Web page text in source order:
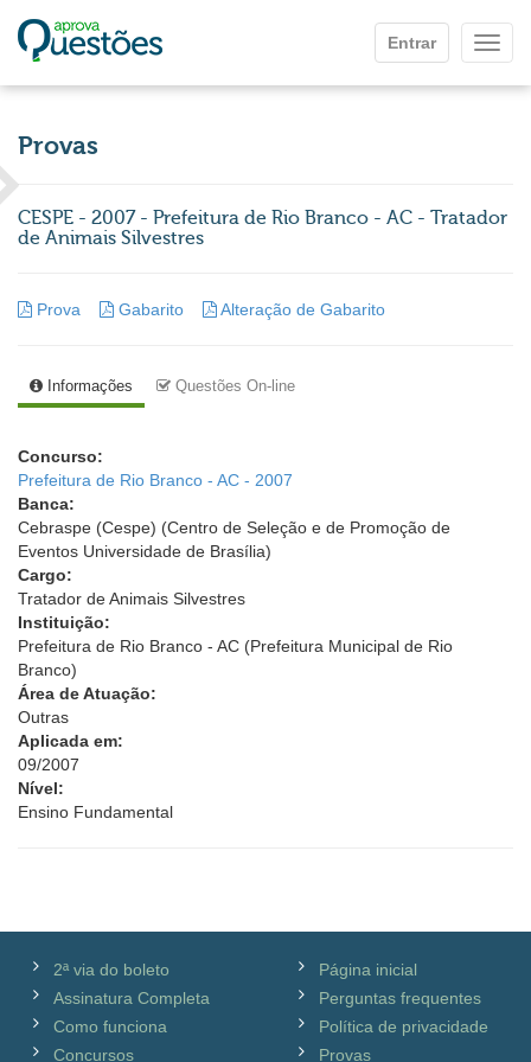
Entrar
Provas
CESPE - 2007 - Prefeitura de Rio Branco - AC - Tratador
de Animais Silvestres
Prova Gabarito Alteração de Gabarito
Informações Questões On-line
Concurso:
Prefeitura de Rio Branco - AC - 2007
Banca:
Cebraspe (Cespe) (Centro de Seleção e de Promoção de
Eventos Universidade de Brasília)
Cargo:
Tratador de Animais Silvestres
Instituição:
Prefeitura de Rio Branco - AC (Prefeitura Municipal de Rio
Branco)
Área de Atuação:
Outras
Aplicada em:
09/2007
Nível:
Ensino Fundamental
2ª via do boleto
Assinatura Completa
Como funciona
Concursos
Página inicial
Perguntas frequentes
Política de privacidade
Provas